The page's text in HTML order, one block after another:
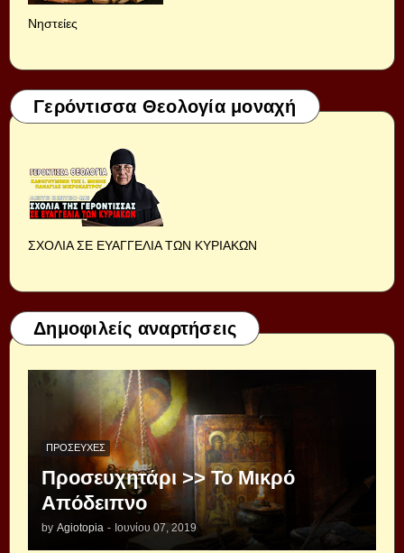
Νηστείες
Γερόντισσα Θεολογία μοναχή
ΣΧΟΛΙΑ ΣΕ ΕΥΑΓΓΕΛΙΑ ΤΩΝ ΚΥΡΙΑΚΩΝ
Δημοφιλείς αναρτήσεις
ΠΡΟΣΕΥΧΈΣ
Προσευχητάρι >> Το Μικρό
Απόδειπνο
by Agiotopia - Ιουνίου 07, 2019